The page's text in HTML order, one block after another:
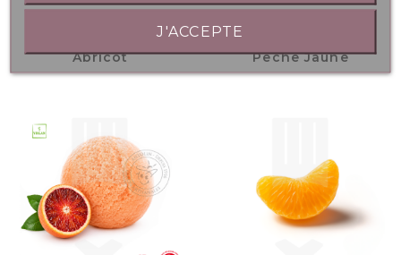
Bac 2.5L - Sorbet
Abricot
Bac 2.5L - Sorbet
Pêche Jaune
J'ACCEPTE